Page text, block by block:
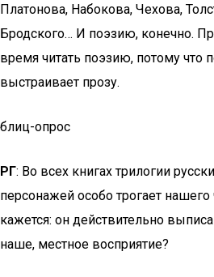
Платонова, Набокова, Чехова,
Бродского… И поэзию, конечно.
время читать поэзию, потому что
выстраивает прозу.
блиц-опрос
РГ: Во всех книгах трилогии
персонажей особо трогает
кажется: он действительно
наше, местное восприятие?